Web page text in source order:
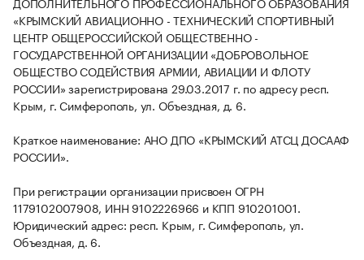
«КРЫМСКИЙ АВИАЦИОННО - ТЕХНИЧЕСКИЙ СПОРТИВНЫЙ
ЦЕНТР ОБЩЕРОССИЙСКОЙ ОБЩЕСТВЕННО -
ГОСУДАРСТВЕННОЙ ОРГАНИЗАЦИИ «ДОБРОВОЛЬНОЕ
ОБЩЕСТВО СОДЕЙСТВИЯ АРМИИ, АВИАЦИИ И ФЛОТУ
РОССИИ» зарегистрирована 29.03.2017 г. по адресу респ.
Крым, г. Симферополь, ул. Объездная, д. 6.
Краткое наименование: АНО ДПО «КРЫМСКИЙ АТСЦ ДОСААФ
РОССИИ».
При регистрации организации присвоен ОГРН
1179102007908, ИНН 9102226966 и КПП 910201001.
Юридический адрес: респ. Крым, г. Симферополь, ул.
Объездная, д. 6.